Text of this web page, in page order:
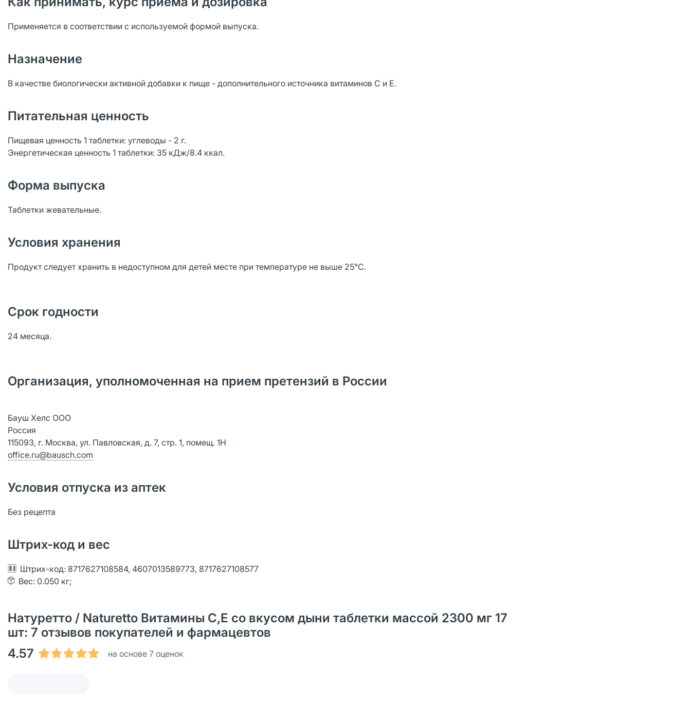
Применяется в соответствии с используемой формой выпуска.
Назначение
В качестве биологически активной добавки к пище - дополнительного источника витаминов С и Е.
Питательная ценность
Пищевая ценность 1 таблетки: углеводы - 2 г.
Энергетическая ценность 1 таблетки: 35 кДж/8.4 ккал.
Форма выпуска
Таблетки жевательные.
Условия хранения
Продукт следует хранить в недоступном для детей месте при температуре не выше 25°C.
Срок годности
24 месяца.
Организация, уполномоченная на прием претензий в России
Бауш Хелс ООО
Россия
115093, г. Москва, ул. Павловская, д. 7, стр. 1, помещ. 1Н
office.ru@bausch.com
Условия отпуска из аптек
Без рецепта
Штрих-код и вес
Штрих-код: 8717627108584, 4607013589773, 8717627108577
Вес: 0.050 кг;
Натуретто / Naturetto Витамины C,Е со вкусом дыни таблетки массой 2300 мг 17
шт: 7 отзывов покупателей и фармацевтов
4.57
на основе 7 оценок